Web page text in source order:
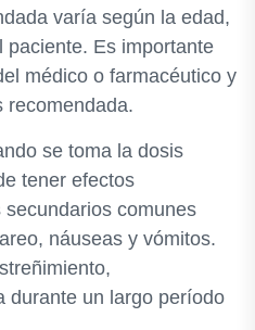
varía según la edad,
paciente. Es importante
médico o farmacéutico y
recomendada.
se toma la dosis
tener efectos
comunes
náuseas y vómitos.
durante un largo período